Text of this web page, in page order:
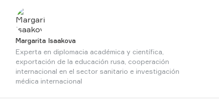
Margarita Isaakova
Experta en diplomacia académica y científica,
exportación de la educación rusa, cooperación
internacional en el sector sanitario e investigación
médica internacional